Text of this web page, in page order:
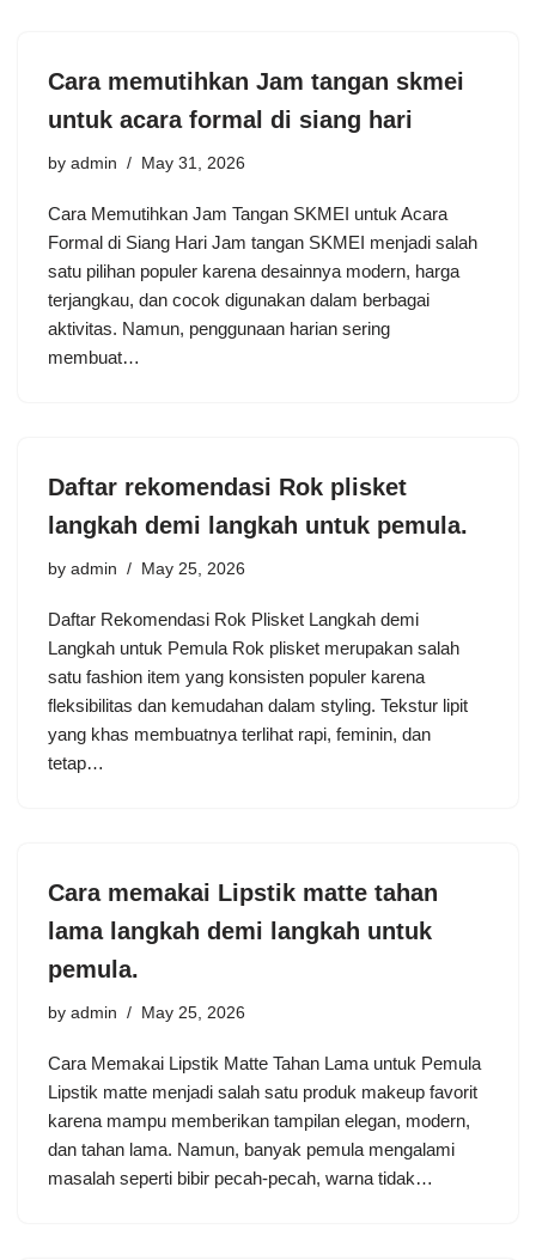
Cara memutihkan Jam tangan skmei
untuk acara formal di siang hari
by admin May 31, 2026
Cara Memutihkan Jam Tangan SKMEI untuk Acara
Formal di Siang Hari Jam tangan SKMEI menjadi salah
satu pilihan populer karena desainnya modern, harga
terjangkau, dan cocok digunakan dalam berbagai
aktivitas. Namun, penggunaan harian sering
membuat…
Daftar rekomendasi Rok plisket
langkah demi langkah untuk pemula.
by admin May 25, 2026
Daftar Rekomendasi Rok Plisket Langkah demi
Langkah untuk Pemula Rok plisket merupakan salah
satu fashion item yang konsisten populer karena
fleksibilitas dan kemudahan dalam styling. Tekstur lipit
yang khas membuatnya terlihat rapi, feminin, dan
tetap…
Cara memakai Lipstik matte tahan
lama langkah demi langkah untuk
pemula.
by admin May 25, 2026
Cara Memakai Lipstik Matte Tahan Lama untuk Pemula
Lipstik matte menjadi salah satu produk makeup favorit
karena mampu memberikan tampilan elegan, modern,
dan tahan lama. Namun, banyak pemula mengalami
masalah seperti bibir pecah-pecah, warna tidak…